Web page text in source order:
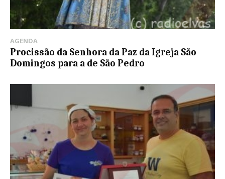
AGENDA
Procissão da Senhora da Paz da Igreja São
Domingos para a de São Pedro